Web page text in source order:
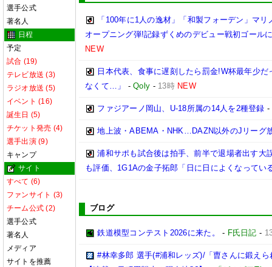
選手公式
著名人
日程
予定
試合 (19)
テレビ放送 (3)
ラジオ放送 (5)
イベント (16)
誕生日 (5)
チケット発売 (4)
選手出演 (9)
キャンプ
サイト
すべて (6)
ファンサイト (3)
チーム公式 (2)
選手公式
著名人
メディア
サイトを推薦
「100年に1人の逸材」「和製フォーデン」マ
オープニング弾!記録ずくめのデビュー戦初ゴール
NEW
日本代表、食事に遅刻したら罰金!W杯最年少
なくて…」
-Qoly - 13時 NEW
ファジアーノ岡山、U-18所属の14人を2種登録 -
地上波・ABEMA・NHK…DAZN以外のJリーグ
浦和サポも試合後は拍手、前半で退場者出す大
も評価、1G1Aの金子拓郎「日に日によくなってい
ブログ
鉄道模型コンテスト2026に来た。 - F氏日記 -
#林幸多郎 選手(#浦和レッズ)/「曺さんに鍛え